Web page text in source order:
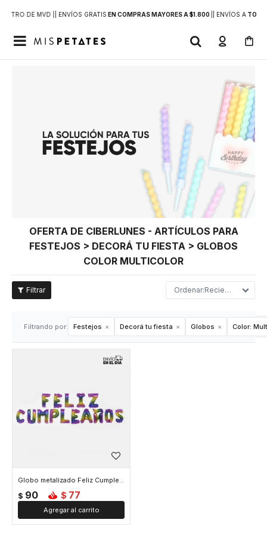
DE MVD | | ENVÍOS GRATIS EN COMPRAS MAYORES A $1.800 | ENVÍOS ATODO

OFERTA DE CIBERLUNES - ARTÍCULOS PARA
FESTEJOS > DECORÁ TU FIESTA > GLOBOS
COLOR MULTICOLOR
Recientes
Filtrando por: Festejos Decorá tu fiesta Globos Color:
Globo metalizado Feliz Cumpleaños - Multicolor
$ 90 $ 77